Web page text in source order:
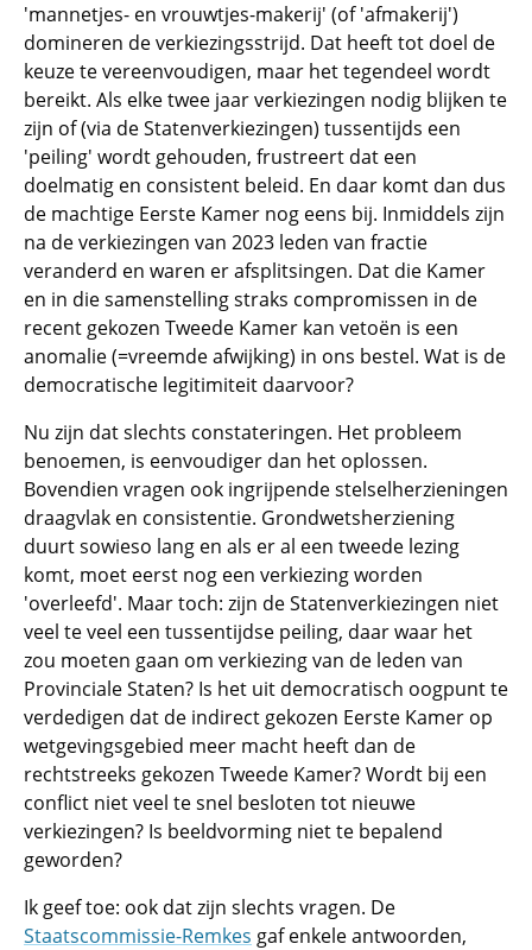
'mannetjes- en vrouwtjes-makerij' (of 'afmakerij')
domineren de verkiezingsstrijd. Dat heeft tot doel de
keuze te vereenvoudigen, maar het tegendeel wordt
bereikt. Als elke twee jaar verkiezingen nodig blijken te
zijn of (via de Statenverkiezingen) tussentijds een
'peiling' wordt gehouden, frustreert dat een
doelmatig en consistent beleid. En daar komt dan dus
de machtige Eerste Kamer nog eens bij. Inmiddels zijn
na de verkiezingen van 2023 leden van fractie
veranderd en waren er afsplitsingen. Dat die Kamer
en in die samenstelling straks compromissen in de
recent gekozen Tweede Kamer kan vetoën is een
anomalie (=vreemde afwijking) in ons bestel. Wat is de
democratische legitimiteit daarvoor?
Nu zijn dat slechts constateringen. Het probleem
benoemen, is eenvoudiger dan het oplossen.
Bovendien vragen ook ingrijpende stelselherzieningen
draagvlak en consistentie. Grondwetsherziening
duurt sowieso lang en als er al een tweede lezing
komt, moet eerst nog een verkiezing worden
'overleefd'. Maar toch: zijn de Statenverkiezingen niet
veel te veel een tussentijdse peiling, daar waar het
zou moeten gaan om verkiezing van de leden van
Provinciale Staten? Is het uit democratisch oogpunt te
verdedigen dat de indirect gekozen Eerste Kamer op
wetgevingsgebied meer macht heeft dan de
rechtstreeks gekozen Tweede Kamer? Wordt bij een
conflict niet veel te snel besloten tot nieuwe
verkiezingen? Is beeldvorming niet te bepalend
geworden?
Ik geef toe: ook dat zijn slechts vragen. De
Staatscommissie-Remkes gaf enkele antwoorden,